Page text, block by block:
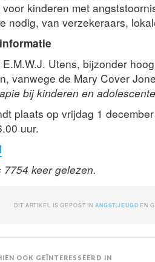
voor kinderen met
nodig, van verzekeraars,
E.M.W.J. Utens, bijzonder
vanwege de Mary Cover
bij kinderen en
plaats op vrijdag 1
uur.
keer gelezen.
DIT ARTIKEL IS GEPOST IN ANGST ,JEUGD EN
OOK GEÏNTERESSEERD IN